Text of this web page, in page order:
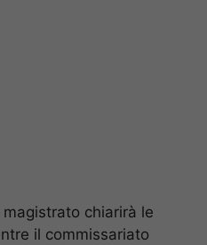
magistrato chiarirà le
il commissariato